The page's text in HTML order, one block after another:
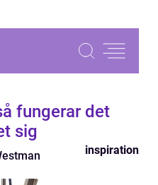
fungerar det
sig
inspiration